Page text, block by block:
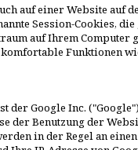
auf einer Website auf
Session-Cookies,
auf Ihrem Computer
Funktionen
Google Inc.
der Benutzung der
in der Regel an